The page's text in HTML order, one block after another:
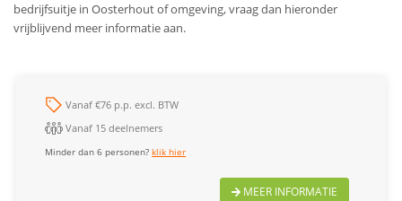
bedrijfsuitje in Oosterhout of omgeving, vraag dan hieronder
vrijblijvend meer informatie aan.
Vanaf €76 p.p. excl. BTW
Vanaf 15 deelnemers
Minder dan 6 personen?klik hier
MEER INFORMATIE